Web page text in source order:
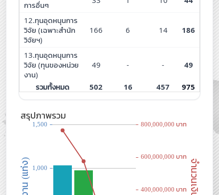
การอื่นๆ
12.ทุนอุดหนุนการ
วิจัย (เฉพาะสำนัก
วิจัยฯ)
166 6 14 186
13.ทุนอุดหนุนการ
วิจัย (ทุนของหน่วย
งาน)
49 - - 49
รวมทั้งหมด 502 16 457 975